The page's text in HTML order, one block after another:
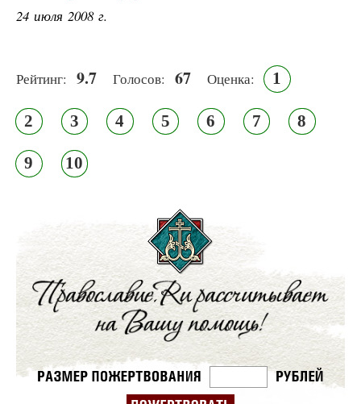
24 июля 2008 г.
Рейтинг: 9.7 Голосов: 67 Оценка: 1
2 3 4 5 6 7 8
9 10